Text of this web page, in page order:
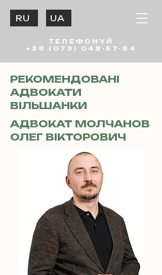
ТЕЛЕФОНУЙ
+38 (073) 048-57-84
UA
RU
РЕКОМЕНДОВАНІ
АДВОКАТИ
ВІЛЬШАНКИ
АДВОКАТ МОЛЧАНОВ
ОЛЕГ ВІКТОРОВИЧ